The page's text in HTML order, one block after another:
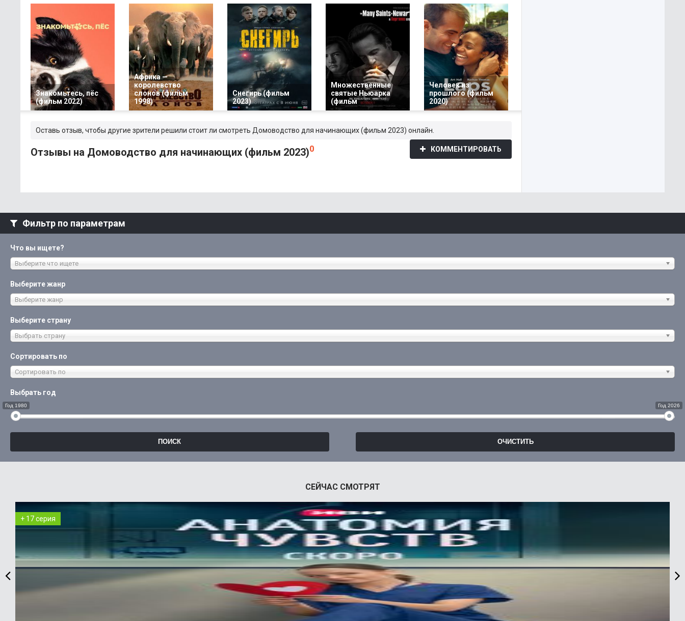
Знакомьтесь, пёс
(фильм 2022)
Африка —
королевство
слонов (фильм
1998)
Снегирь (фильм
2023)
Множественные
святые Ньюарка
(фильм
Человек из
прошлого (фильм
2020)
Оставь отзыв, чтобы другие зрители решили стоит ли смотреть Домоводство для начинающих (фильм 2023) онлайн.
Отзывы на Домоводство для начинающих (фильм 2023)0 КОММЕНТИРОВАТЬ
Фильтр по параметрам
Что вы ищете?
Выберите что ищете
Выберите жанр
Выберите жанр
Выберите страну
Выбрать страну
Сортировать по
Сортировать по
Выбрать год
Год 1980 Год 2026
СЕЙЧАС СМОТРЯТ
+ 17 серия